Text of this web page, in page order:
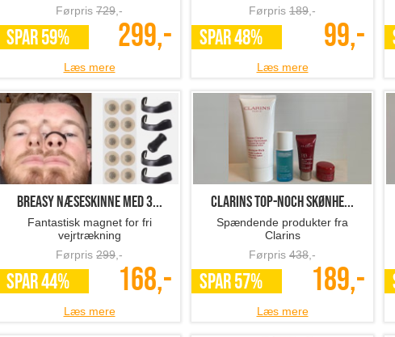
Førpris 729 ,-
SPAR 59% 299,-
Læs mere
pleje af huden
Førpris 189 ,-
SPAR 48% 99,-
Læs mere
Breasy Næseskinne med 3...
Fantastisk magnet for fri
vejrtrækning
Førpris 299 ,-
SPAR 44% 168,-
Læs mere
Clarins top-noch skønhe...
Spændende produkter fra
Clarins
Førpris 438 ,-
SPAR 57% 189,-
Læs mere